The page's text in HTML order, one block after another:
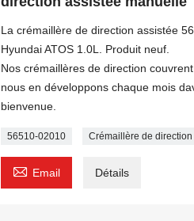
La crémaillère de direction assistée
Hyundai ATOS 1.0L. Produit neuf.
Nos crémaillères de direction
nous en développons chaque mois
bienvenue.
56510-02010 Crémaillère de direction
 Email Détails